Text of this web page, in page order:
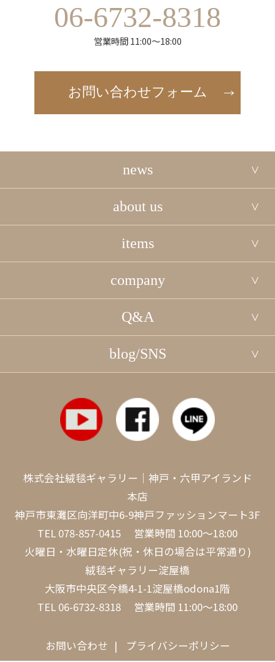
06-6732-8318
営業時間 11:00～18:00
お問い合わせフォーム
news
about us
items
company
Q&A
blog/SNS
株式会社絨毯ギャラリー｜神戸・六甲アイランド
本店
神戸市東灘区向洋町中6-9神戸ファッションマート3F
TEL 078-857-0415 営業時間 10:00～18:00
火曜日・水曜日定休(祝・休日の場合は平常通り)
絨毯ギャラリー淀屋橋
大阪市中央区今橋4-1-1淀屋橋odona1階
TEL 06-6732-8318 営業時間 11:00～18:00
お問い合わせ プライバシーポリシー